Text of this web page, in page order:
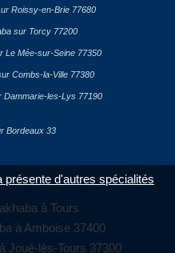
Roissy-en-Brie 77680
sur Torcy 77200
Le Mée-sur-Seine 77350
Combs-la-Ville 77380
Dammarie-les-Lys 77190
Bordeaux 33
présente d'autres spécialités
à Tours
à Amboise 37400
Joué-lès-Tours 37300